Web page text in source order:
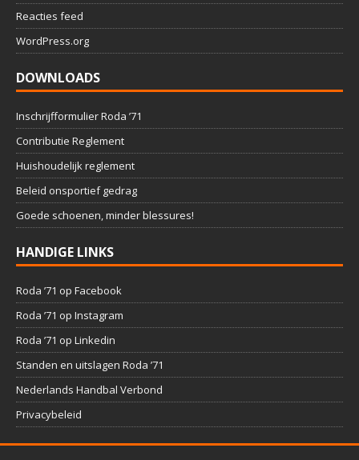
Reacties feed
WordPress.org
DOWNLOADS
Inschrijfformulier Roda ’71
Contributie Reglement
Huishoudelijk reglement
Beleid onsportief gedrag
Goede schoenen, minder blessures!
HANDIGE LINKS
Roda ’71 op Facebook
Roda ’71 op Instagram
Roda ’71 op Linkedin
Standen en uitslagen Roda ’71
Nederlands Handbal Verbond
Privacybeleid